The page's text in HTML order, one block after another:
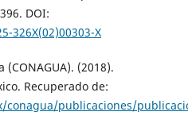
DOI:
326X(02)00303-X
(2018).
Recuperado de:
publicaciones/